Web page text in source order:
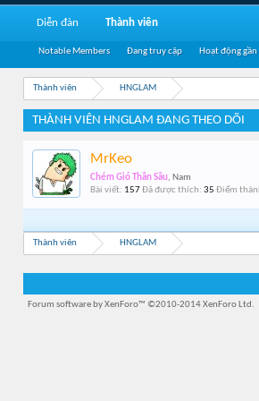
Thành viên HNGLAM
THÀNH VIÊN HNGLAM ĐANG THEO DÕI
MrKeo
Chém Gió Thần Sầu, Nam
Bài viết: 157Đã được thích: 35 Điểm
Thành viên HNGLAM
Diễn đàn Thành viên
Notable Members Đang truy cập Hoạt động gần
Forum software by XenForo™ ©2010-2014 XenForo Ltd.